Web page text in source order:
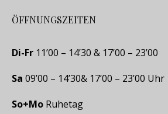
ÖFFNUNGSZEITEN
Di-Fr 11’00 – 14’30 & 17’00 – 23’00
Sa 09’00 – 14’30& 17’00 – 23’00 Uhr
So+Mo Ruhetag